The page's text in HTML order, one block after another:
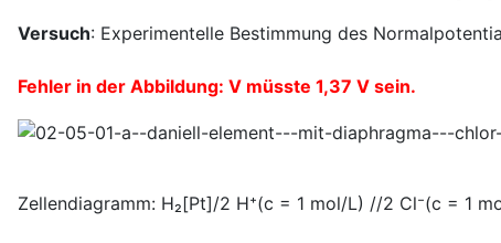
Versuch: Experimentelle Bestimmung des
Fehler in der Abbildung: V müsste 1,37 V sein.
Zellendiagramm: H₂[Pt]/2 H⁺(c = 1 mol/L) //2 Cl⁻(c = 1